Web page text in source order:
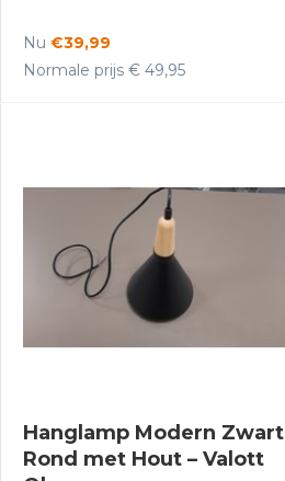
Nu €39,99
Normale prijs € 49,95
Hanglamp Modern Zwart
Rond met Hout – Valott